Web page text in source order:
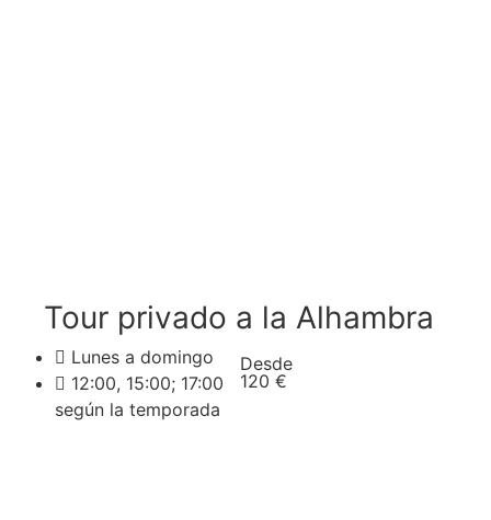
Tour privado a la Alhambra
Lunes a domingo
12:00, 15:00; 17:00
según la temporada
Desde
120 €